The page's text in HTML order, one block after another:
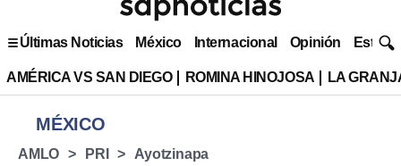
Últimas Noticias México Internacional Opinión Estilo
AMÉRICA VS SAN DIEGO ROMINA HINOJOSA LA
MÉXICO
AMLO PRI Ayotzinapa